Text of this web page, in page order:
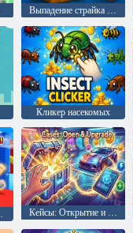
Выпадение страйка Кейсы и ранги
Кликер насекомых
Кейсы: Открытие и обновление